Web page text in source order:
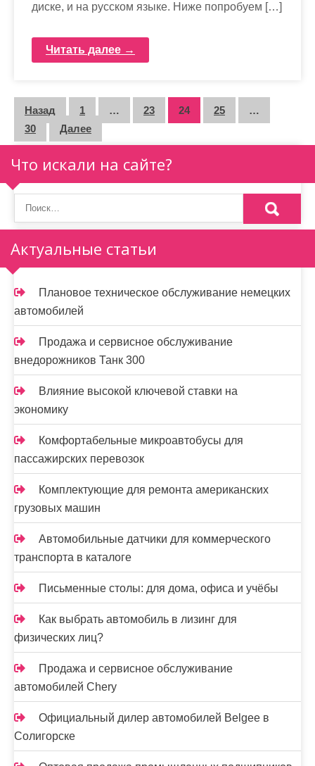
диске, и на русском языке. Ниже попробуем […]
Читать далее →
П
а
г
и
н
а
ц
и
я
з
а
п
и
с
е
й
Назад 1 … 23 24 25
…
30
Далее
Что искали на сайте?
Актуальные статьи
Плановое техническое обслуживание немецких
автомобилей
Продажа и сервисное обслуживание
внедорожников Танк 300
Влияние высокой ключевой ставки на
экономику
Комфортабельные микроавтобусы для
пассажирских перевозок
Комплектующие для ремонта американских
грузовых машин
Автомобильные датчики для коммерческого
транспорта в каталоге
Письменные столы: для дома, офиса и учёбы
Как выбрать автомобиль в лизинг для
физических лиц?
Продажа и сервисное обслуживание
автомобилей Chery
Официальный дилер автомобилей Belgee в
Солигорске